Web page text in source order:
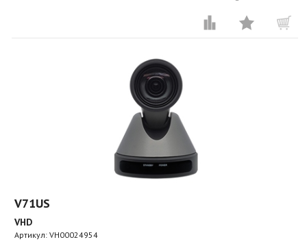
V71US
VHD
Артикул:VH00024954